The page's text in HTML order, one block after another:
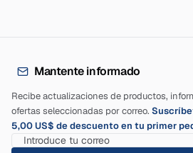
Mantente informado
Recibe actualizaciones de productos,
ofertas seleccionadas por correo.
5,00 US$ de descuento en tu primer